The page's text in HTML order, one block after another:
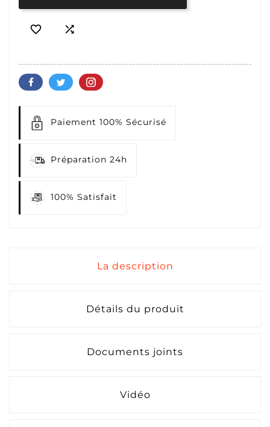
 
Paiement 100% Sécurisé
Préparation 24h
100% Satisfait
La description
Détails du produit
Documents joints
Vidéo